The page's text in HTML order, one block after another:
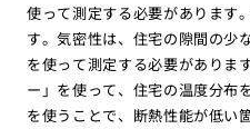
使って測定する必要があります
す。気密性は、住宅の隙間の少
を使って測定する必要がありま
ー」を使って、住宅の温度分布
を使うことで、断熱性能が低い